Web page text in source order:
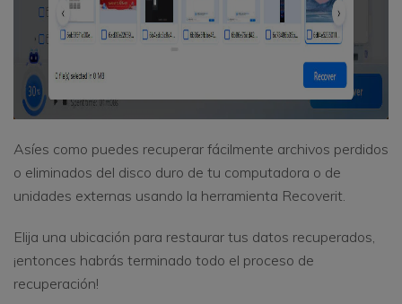
Asíes como puedes recuperar fácilmente archivos perdidos
o eliminados del disco duro de tu computadora o de
unidades externas usando la herramienta Recoverit.
Elija una ubicación para restaurar tus datos recuperados,
¡entonces habrás terminado todo el proceso de
recuperación!